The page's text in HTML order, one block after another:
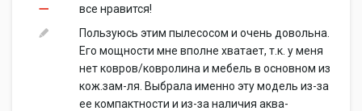
все нравится!
Пользуюсь этим пылесосом и очень довольна.
Его мощности мне вполне хватает, т.к. у меня
нет ковров/ковролина и мебель в основном из
кож.зам-ля. Выбрала именно эту модель из-за
ее компактности и из-за наличия аква-